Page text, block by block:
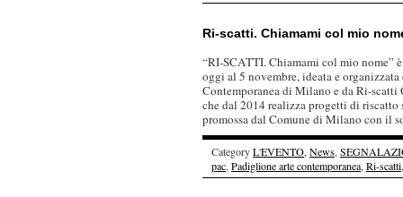
Ri-scatti. Chiamami col mio
“RI-SCATTI. Chiamami col mio nome”
oggi al 5 novembre, ideata e
Contemporanea di Milano e da Ri-
che dal 2014 realizza progetti di riscatto
promossa dal Comune di Milano con il
CategoryL'EVENTO, News,
pac, Padiglione arte contemporanea, Ri-scatti